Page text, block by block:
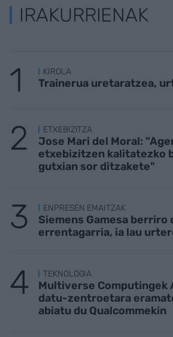
IRAKURRIENAK
KIROLA
Trainerua uretaratzea,
ETXEBIZITZA
Jose Mari del Moral:
etxebizitzen kalitatezko
gutxian sor ditzakete"
ENPRESEN EMAITZAK
Siemens Gamesa berriro
errentagarria, ia lau
TEKNOLOGIA
Multiverse Computingek
datu-zentroetara
abiatu du Qualcommekin